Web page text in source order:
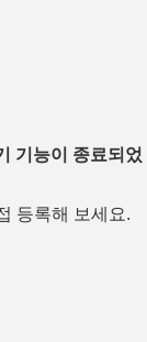
기능이 종료되었
등록해 보세요.